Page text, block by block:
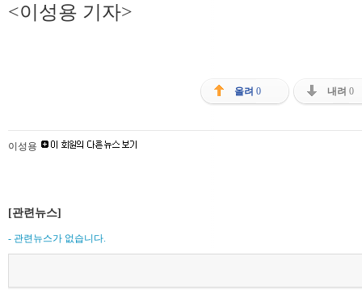
<이성용 기자>
올려 0 내려 0
이성용
[관련뉴스]
- 관련뉴스가 없습니다.